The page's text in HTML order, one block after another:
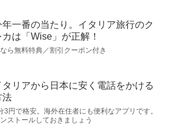
年一番の当たり。イタリア旅行のク
カは「Wise」が正解！
ら無料特典／割引クーポン付き
タリアから日本に安く電話をかける
法
3円で格安。海外在住者にも便利なアプリです。
ストールしておきましょう